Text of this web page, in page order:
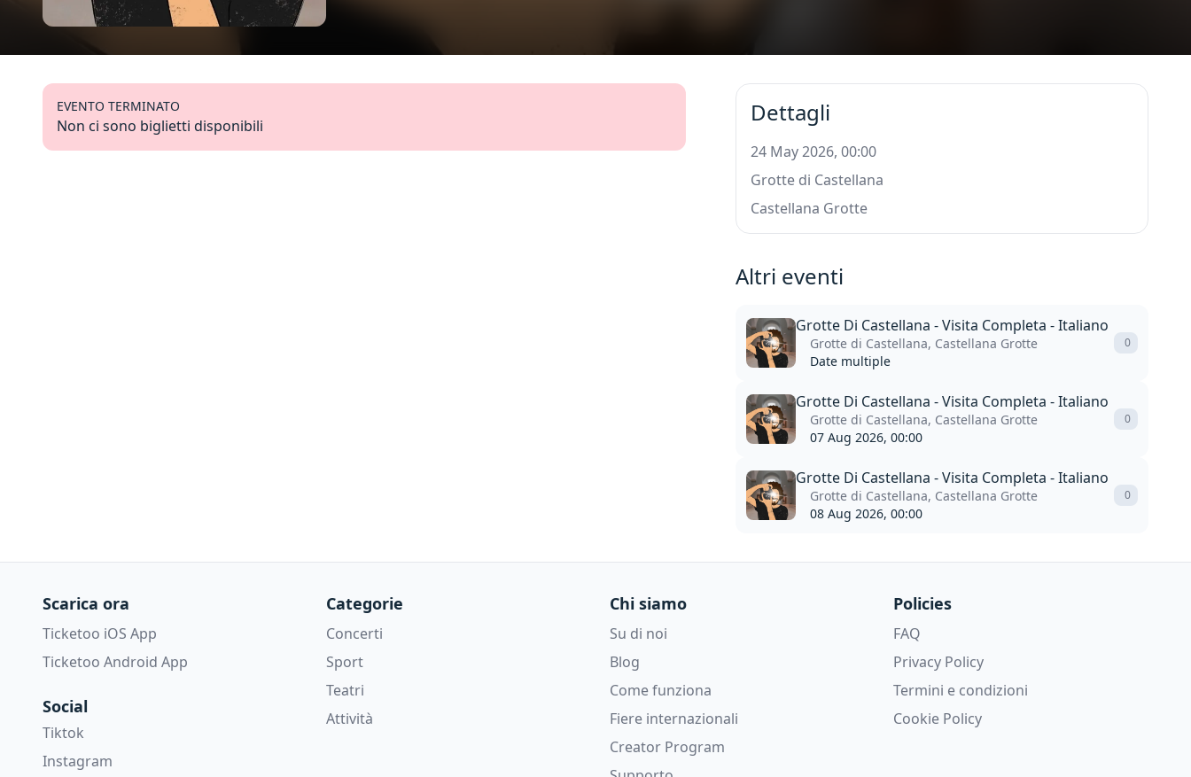
EVENTO TERMINATO
Non ci sono biglietti disponibili Dettagli
24 May 2026, 00:00
Grotte di Castellana
Castellana Grotte
Altri eventi
Grotte Di Castellana - Visita Completa - Italiano
Grotte di Castellana, Castellana Grotte
Date multiple
0
Grotte Di Castellana - Visita Completa - Italiano
Grotte di Castellana, Castellana Grotte
07 Aug 2026, 00:00
0
Grotte Di Castellana - Visita Completa - Italiano
Grotte di Castellana, Castellana Grotte
08 Aug 2026, 00:00
0
Scarica ora
Ticketoo iOS App
Ticketoo Android App
Social
Tiktok
Instagram
Categorie
Concerti
Sport
Teatri
Attività
Chi siamo
Su di noi
Blog
Come funziona
Fiere internazionali
Creator Program
Policies
FAQ
Privacy Policy
Termini e condizioni
Cookie Policy